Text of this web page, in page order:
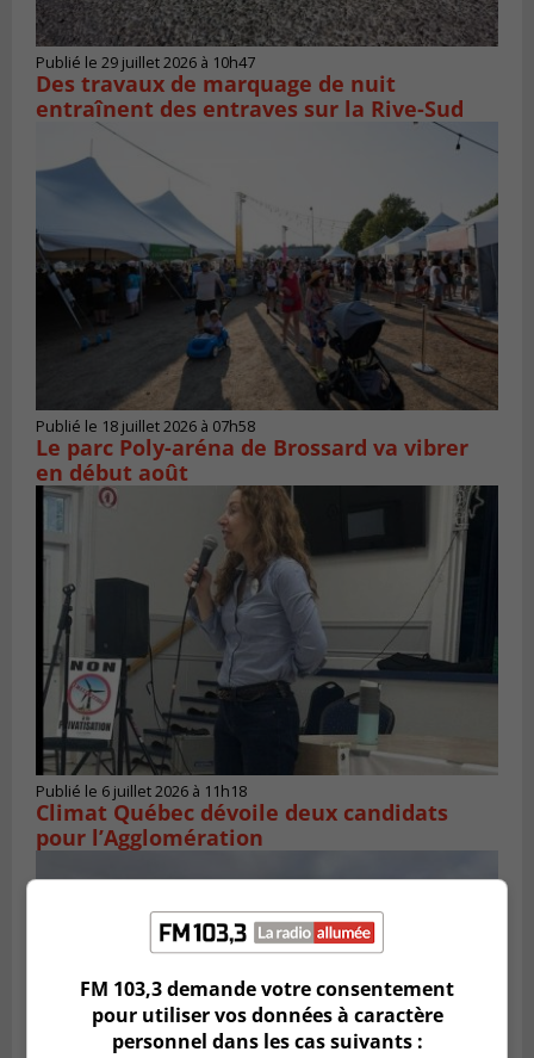
Publié le 29 juillet 2026 à 10h47
Des travaux de marquage de nuit
entraînent des entraves sur la Rive-Sud
Publié le 18 juillet 2026 à 07h58
Le parc Poly-aréna de Brossard va vibrer
en début août
Publié le 6 juillet 2026 à 11h18
Climat Québec dévoile deux candidats
pour l’Agglomération
FM 103,3 demande votre consentement
pour utiliser vos données à caractère
personnel dans les cas suivants :